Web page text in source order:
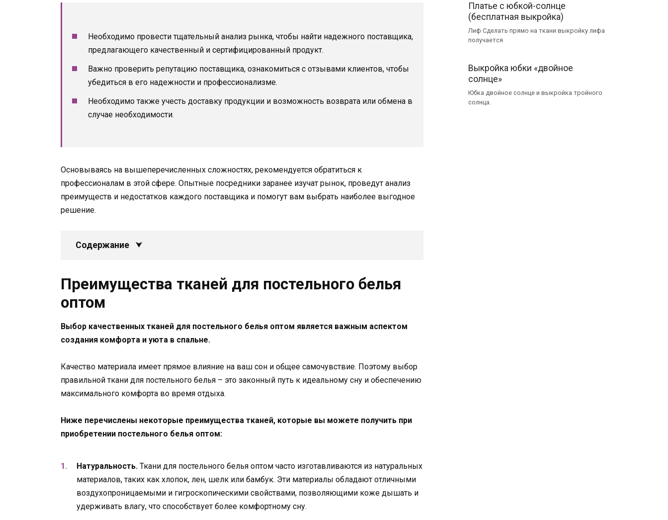
Необходимо провести тщательный анализ рынка, чтобы найти надежного поставщика,
предлагающего качественный и сертифицированный продукт.
Важно проверить репутацию поставщика, ознакомиться с отзывами клиентов, чтобы
убедиться в его надежности и профессионализме.
Необходимо также учесть доставку продукции и возможность возврата или обмена в
случае необходимости.
Основываясь на вышеперечисленных сложностях, рекомендуется обратиться к
профессионалам в этой сфере. Опытные посредники заранее изучат рынок, проведут анализ
преимуществ и недостатков каждого поставщика и помогут вам выбрать наиболее выгодное
решение.
Содержание
Преимущества тканей для постельного белья
оптом
Выбор качественных тканей для постельного белья оптом является важным аспектом
создания комфорта и уюта в спальне.
Качество материала имеет прямое влияние на ваш сон и общее самочувствие. Поэтому выбор
правильной ткани для постельного белья – это законный путь к идеальному сну и обеспечению
максимального комфорта во время отдыха.
Ниже перечислены некоторые преимущества тканей, которые вы можете получить при
приобретении постельного белья оптом:
Натуральность. Ткани для постельного белья оптом часто изготавливаются из натуральных
материалов, таких как хлопок, лен, шелк или бамбук. Эти материалы обладают отличными
воздухопроницаемыми и гигроскопическими свойствами, позволяющими коже дышать и
удерживать влагу, что способствует более комфортному сну.
Платье с юбкой-солнце
(бесплатная выкройка)
Лиф Сделать прямо на ткани выкройку лифа
получается
Выкройка юбки «двойное
солнце»
Юбка двойное солнце и выкройка тройного
солнца.